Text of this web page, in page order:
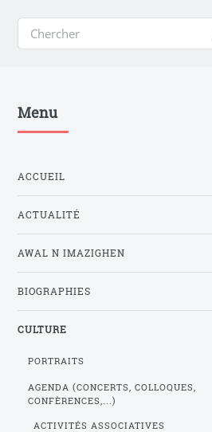
Menu
ACCUEIL
ACTUALITÉ
AWAL N IMAZIGHEN
BIOGRAPHIES
CULTURE
PORTRAITS
AGENDA (CONCERTS, COLLOQUES,
CONFÈRENCES,...)
ACTIVITÉS ASSOCIATIVES